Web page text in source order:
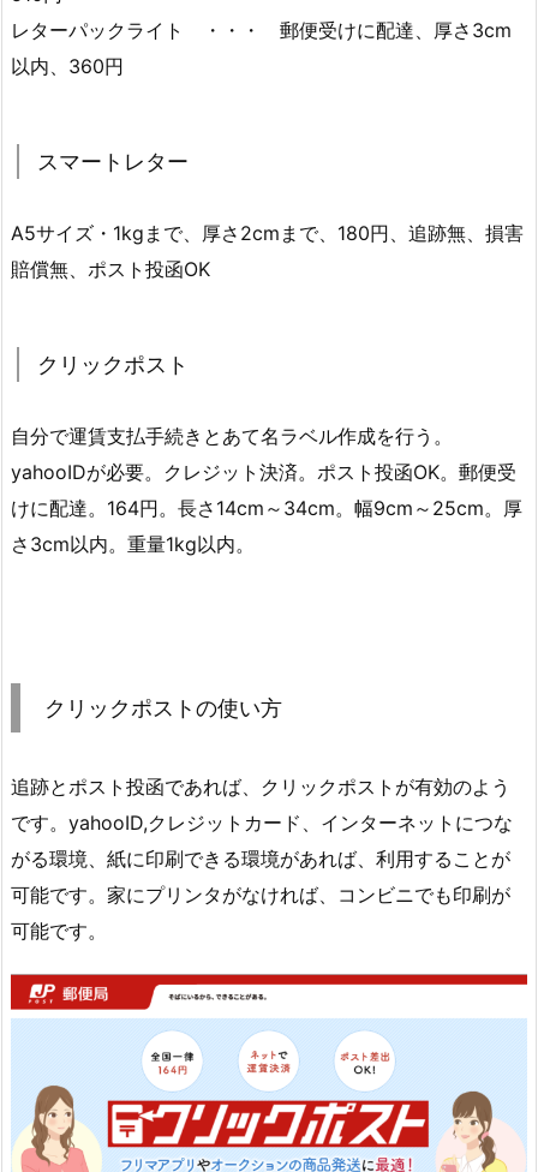
レターパックライト ・・・ 郵便受けに配達、厚さ3cm
以内、360円
スマートレター
A5サイズ・1kgまで、厚さ2cmまで、180円、追跡無、損害
賠償無、ポスト投函OK
クリックポスト
自分で運賃支払手続きとあて名ラベル作成を行う。
yahooIDが必要。クレジット決済。ポスト投函OK。郵便受
けに配達。164円。長さ14cm～34cm。幅9cm～25cm。厚
さ3cm以内。重量1kg以内。
クリックポストの使い方
追跡とポスト投函であれば、クリックポストが有効のよう
です。yahooID,クレジットカード、インターネットにつな
がる環境、紙に印刷できる環境があれば、利用することが
可能です。家にプリンタがなければ、コンビニでも印刷が
可能です。